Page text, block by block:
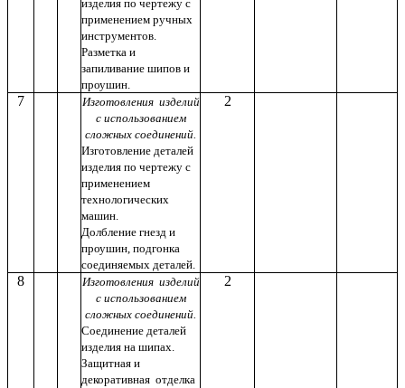
изделия по чертежу с
применением ручных
инструментов.
Разметка и
запиливание шипов и
проушин.
7
Изготовления изделий
с использованием
сложных соединений.
Изготовление деталей
изделия по чертежу с
применением
технологических
машин.
Долбление гнезд и
проушин, подгонка
соединяемых деталей.
2
8
Изготовления изделий
с использованием
сложных соединений.
Соединение деталей
изделия на шипах.
Защитная и
декоративная отделка
2